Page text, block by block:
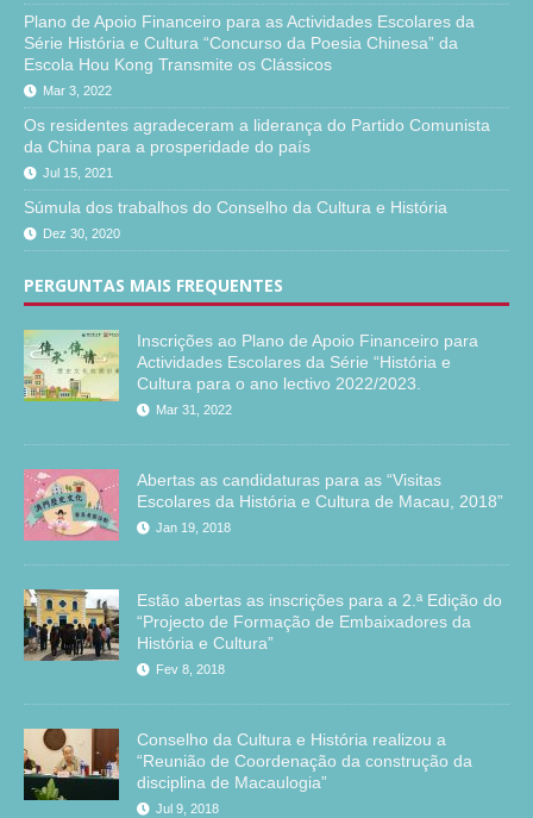
Plano de Apoio Financeiro para as Actividades Escolares da
Série História e Cultura “Concurso da Poesia Chinesa” da
Escola Hou Kong Transmite os Clássicos
Mar 3, 2022
Os residentes agradeceram a liderança do Partido Comunista
da China para a prosperidade do país
Jul 15, 2021
Súmula dos trabalhos do Conselho da Cultura e História
Dez 30, 2020
PERGUNTAS MAIS FREQUENTES
Inscrições ao Plano de Apoio Financeiro para
Actividades Escolares da Série “História e
Cultura para o ano lectivo 2022/2023.
Mar 31, 2022
Abertas as candidaturas para as “Visitas
Escolares da História e Cultura de Macau, 2018”
Jan 19, 2018
Estão abertas as inscrições para a 2.ª Edição do
“Projecto de Formação de Embaixadores da
História e Cultura”
Fev 8, 2018
Conselho da Cultura e História realizou a
“Reunião de Coordenação da construção da
disciplina de Macaulogia”
Jul 9, 2018